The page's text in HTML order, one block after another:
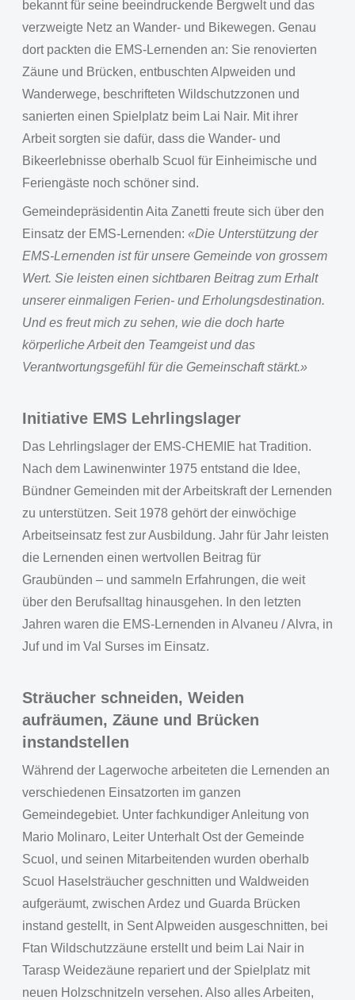
bekannt für seine beeindruckende Bergwelt und das
verzweigte Netz an Wander- und Bikewegen. Genau
dort packten die EMS-Lernenden an: Sie renovierten
Zäune und Brücken, entbuschten Alpweiden und
Wanderwege, beschrifteten Wildschutzzonen und
sanierten einen Spielplatz beim Lai Nair. Mit ihrer
Arbeit sorgten sie dafür, dass die Wander- und
Bikeerlebnisse oberhalb Scuol für Einheimische und
Feriengäste noch schöner sind.
Gemeindepräsidentin Aita Zanetti freute sich über den
Einsatz der EMS-Lernenden: «Die Unterstützung der
EMS-Lernenden ist für unsere Gemeinde von grossem
Wert. Sie leisten einen sichtbaren Beitrag zum Erhalt
unserer einmaligen Ferien- und Erholungsdestination.
Und es freut mich zu sehen, wie die doch harte
körperliche Arbeit den Teamgeist und das
Verantwortungsgefühl für die Gemeinschaft stärkt.»
Initiative EMS Lehrlingslager
Das Lehrlingslager der EMS-CHEMIE hat Tradition.
Nach dem Lawinenwinter 1975 entstand die Idee,
Bündner Gemeinden mit der Arbeitskraft der Lernenden
zu unterstützen. Seit 1978 gehört der einwöchige
Arbeitseinsatz fest zur Ausbildung. Jahr für Jahr leisten
die Lernenden einen wertvollen Beitrag für
Graubünden – und sammeln Erfahrungen, die weit
über den Berufsalltag hinausgehen. In den letzten
Jahren waren die EMS-Lernenden in Alvaneu / Alvra, in
Juf und im Val Surses im Einsatz.
Sträucher schneiden, Weiden
aufräumen, Zäune und Brücken
instandstellen
Während der Lagerwoche arbeiteten die Lernenden an
verschiedenen Einsatzorten im ganzen
Gemeindegebiet. Unter fachkundiger Anleitung von
Mario Molinaro, Leiter Unterhalt Ost der Gemeinde
Scuol, und seinen Mitarbeitenden wurden oberhalb
Scuol Haselsträucher geschnitten und Waldweiden
aufgeräumt, zwischen Ardez und Guarda Brücken
instand gestellt, in Sent Alpweiden ausgeschnitten, bei
Ftan Wildschutzzäune erstellt und beim Lai Nair in
Tarasp Weidezäune repariert und der Spielplatz mit
neuen Holzschnitzeln versehen. Also alles Arbeiten,